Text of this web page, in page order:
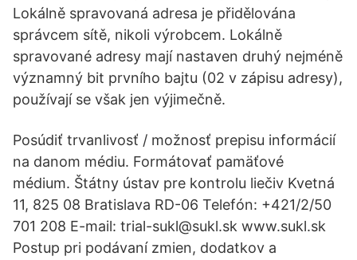
Lokálně spravovaná adresa je přidělována
správcem sítě, nikoli výrobcem. Lokálně
spravované adresy mají nastaven druhý nejméně
významný bit prvního bajtu (02 v zápisu adresy),
používají se však jen výjimečně.
Posúdiť trvanlivosť / možnosť prepisu informácií
na danom médiu. Formátovať pamäťové
médium. Štátny ústav pre kontrolu liečiv Kvetná
11, 825 08 Bratislava RD-06 Telefón: +421/2/50
701 208 E-mail: trial-sukl@sukl.sk www.sukl.sk
Postup pri podávaní zmien, dodatkov a